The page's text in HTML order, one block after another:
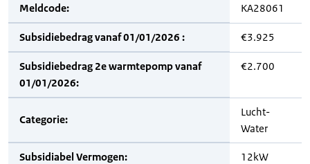
Meldcode: KA28061
Subsidiebedrag vanaf 01/01/2026 : €3.925
Subsidiebedrag 2e warmtepomp vanaf
01/01/2026:
€2.700
Categorie:
Lucht-
Water
Subsidiabel Vermogen: 12kW